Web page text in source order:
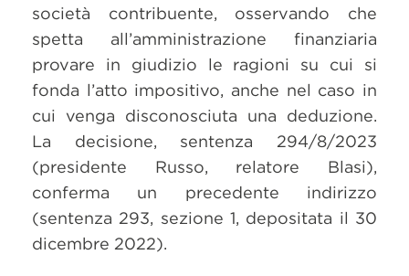
società contribuente, osservando che
spetta all’amministrazione finanziaria
provare in giudizio le ragioni su cui si
fonda l’atto impositivo, anche nel caso in
cui venga disconosciuta una deduzione.
La decisione, sentenza 294/8/2023
(presidente Russo, relatore Blasi),
conferma un precedente indirizzo
(sentenza 293, sezione 1, depositata il 30
dicembre 2022).